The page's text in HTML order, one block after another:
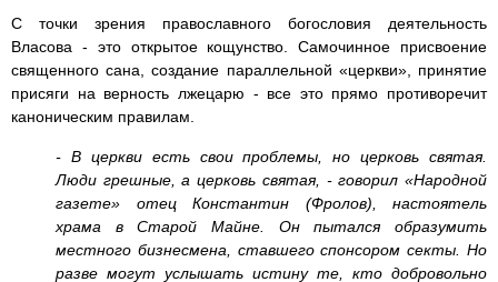
С точки зрения православного богословия деятельность
Власова - это открытое кощунство. Самочинное присвоение
священного сана, создание параллельной «церкви», принятие
присяги на верность лжецарю - все это прямо противоречит
каноническим правилам.
- В церкви есть свои проблемы, но церковь святая.
Люди грешные, а церковь святая, - говорил «Народной
газете» отец Константин (Фролов), настоятель
храма в Старой Майне. Он пытался образумить
местного бизнесмена, ставшего спонсором секты. Но
разве могут услышать истину те, кто добровольно